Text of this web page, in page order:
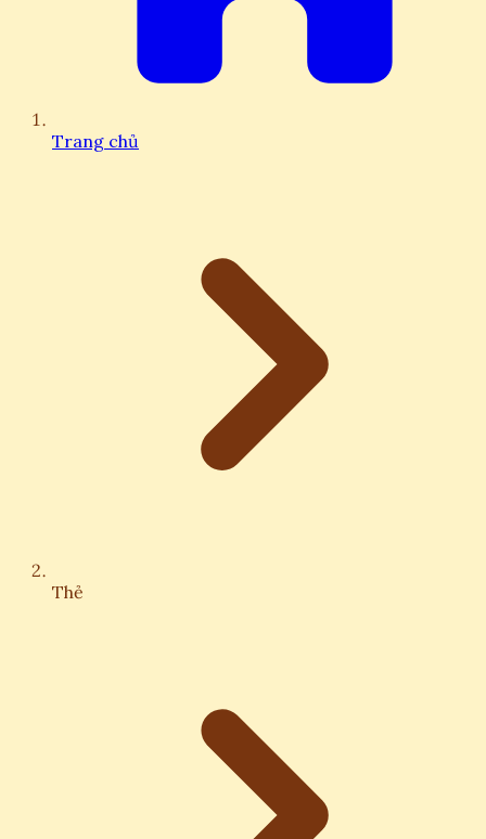
Trang chủ
Thẻ